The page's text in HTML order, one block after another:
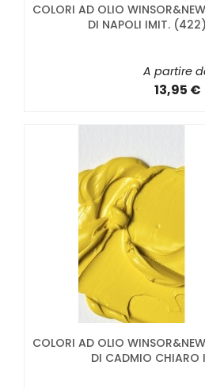
COLORI AD OLIO
DI NAPOLI IMIT.
A partire
13,95 €
COLORI AD OLIO
DI CADMIO CHIARO